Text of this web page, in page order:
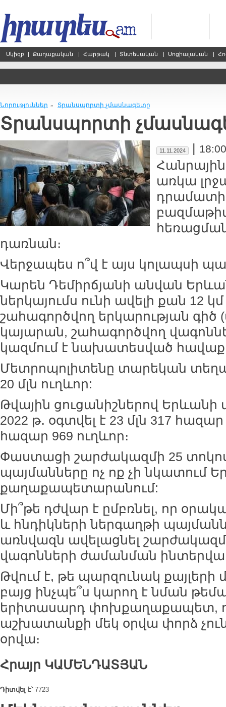
Սկիզբ | Քաղաքական | Հարթակ | Տնտեսական | Սոցիալական |
Նորություններ » Տրանսպորտի չմասնագետը
Տրանսպորտի
11.11.2024 18:00
առկա
դառնան։
Վերջապես ո՞վ է այս կոլապսի
Կարեն Դեմիրճյանի անվան
ներկայումս ունի ավելի քան 12
շահագործվող երկարության գիծ
կայարան, շահագործվող
կազմում է նախատեսված
Մետրոպոլիտենը տարեկան
20 մլն ուղևոր:
Թվային ցուցանիշներով Երևանի
2022 թ․ օգտվել է 23 մլն 317 հազար
հազար 969 ուղևոր։
Փաստացի շարժակազմի 25
պայմանները ոչ ոք չի նկատում
քաղաքապետարանում:
Մի՞թե դժվար է ըմբռնել, որ
և հնդիկների ներգաղթի
առնվազն ավելացնել
վագոնների ժամանման
Թվում է, թե պարզունակ քայլերի
բայց ինչպե՞ս կարող է նման
երիտասարդ փոխքաղաքապետ,
աշխատանքի մեկ օրվա փորձ
օրվա։
Հրայր ԿԱՄԵՆԴԱՏՅԱՆ
Դիտվել է՝7723